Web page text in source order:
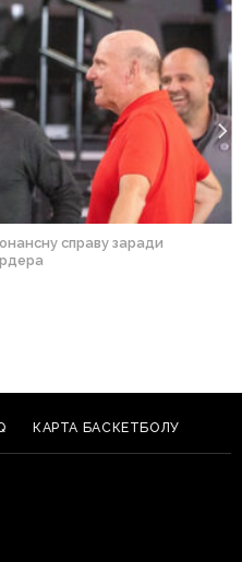
справу заради
КАРТА БАСКЕТБОЛУ